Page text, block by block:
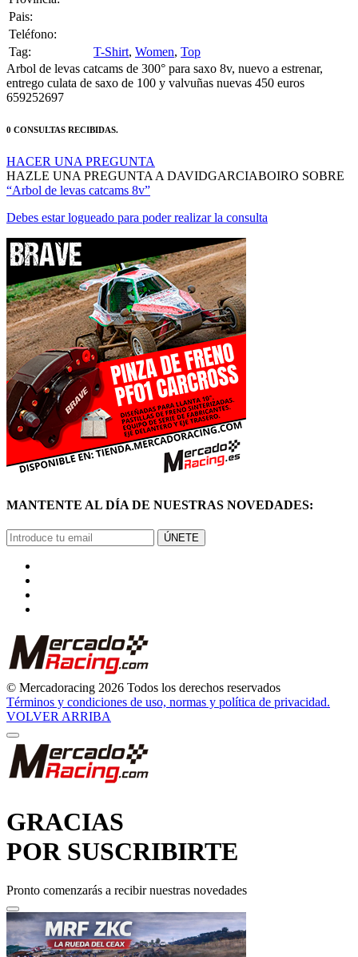
Teléfono:
Tag:
Arbol de levas catcams de 300° para saxo 8v, nuevo a estrenar,
entrego culata de saxo de 100 y valvuñas nuevas 450 euros
659252697
HAZLE UNA PREGUNTA A DAVIDGARCIABOIRO SOBRE
“Arbol de levas catcams 8v”
Debes estar logueado para poder realizar la consulta
© Mercadoracing 2026 Todos los derechos reservados
Términos y condiciones de uso, normas y política de privacidad.
VOLVER ARRIBA
POR SUSCRIBIRTE